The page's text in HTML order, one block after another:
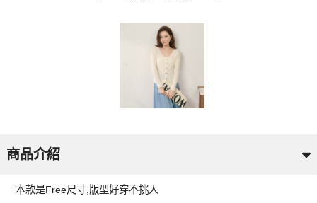
商品介紹
本款是Free尺寸,版型好穿不挑人